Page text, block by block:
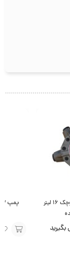
پمپ ۵ پیستون کوچک ۱۶ لیتر